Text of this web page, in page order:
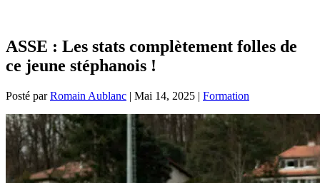
ASSE : Les stats complètement folles de
ce jeune stéphanois !
Posté parRomain Aublanc | Mai 14, 2025 | Formation